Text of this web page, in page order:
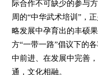
际合作不可缺少的参与
周的“中华武术培训”，
略发展中孕育出的丰硕
方“一带一路”倡议下的
中前进、在发展中完善
通，文化相融。